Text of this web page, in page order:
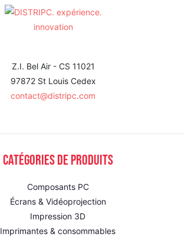
Z.I. Bel Air - CS 11021
97872 St Louis Cedex
contact@distripc.com
Catégories de produits
Composants PC
Écrans & Vidéoprojection
Impression 3D
Imprimantes & consommables